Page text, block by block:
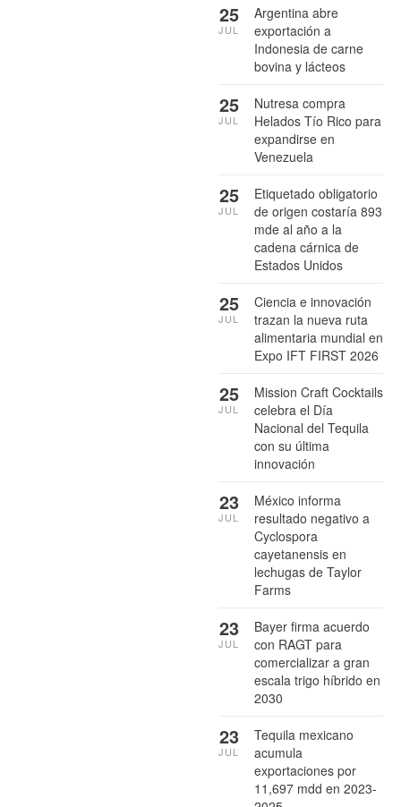
Argentina abre
exportación a
Indonesia de carne
bovina y lácteos
25
JUL
Nutresa compra
Helados Tío Rico para
expandirse en
Venezuela
25
JUL
Etiquetado obligatorio
de origen costaría 893
mde al año a la
cadena cárnica de
Estados Unidos
25
JUL
Ciencia e innovación
trazan la nueva ruta
alimentaria mundial en
Expo IFT FIRST 2026
25
JUL
Mission Craft Cocktails
celebra el Día
Nacional del Tequila
con su última
innovación
25
JUL
México informa
resultado negativo a
Cyclospora
cayetanensis en
lechugas de Taylor
Farms
23
JUL
Bayer firma acuerdo
con RAGT para
comercializar a gran
escala trigo híbrido en
2030
23
JUL
Tequila mexicano
acumula
exportaciones por
11,697 mdd en 2023-
23
JUL